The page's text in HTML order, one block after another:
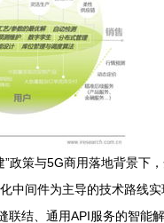
策与5G商用落地背景下
间件为主导的技术路线
结、通用API服务的智能